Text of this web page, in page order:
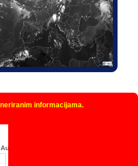
informacijama.